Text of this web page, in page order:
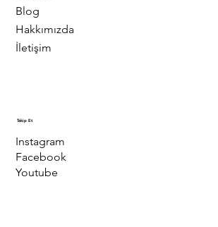
Blog
Hakkımızda
İletişim
Takip Et
Instagram
Facebook
Youtube